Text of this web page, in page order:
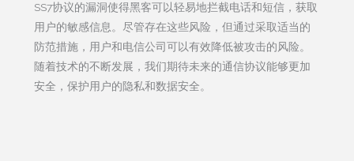
SS7协议的漏洞使得黑客可以轻易地拦截电话和短信，获取
用户的敏感信息。尽管存在这些风险，但通过采取适当的
防范措施，用户和电信公司可以有效降低被攻击的风险。
随着技术的不断发展，我们期待未来的通信协议能够更加
安全，保护用户的隐私和数据安全。